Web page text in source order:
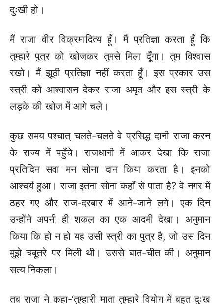
दुःखी हो।
मैं राजा वीर विक्रमादित्य हूँ। मैं प्रतिज्ञा करता हूँ कि
तुम्हारे पुत्र को खोजकर तुमसे मिला दूँगा। तुम विश्वास
रखो। मैं झूठी प्रतिज्ञा नहीं करता हूँ। इस प्रकार उस
स्त्री को आश्वासन देकर राजा अमृत और इस स्त्री के
लड़के की खोज में आगे चले।
कुछ समय पश्चात् चलते-चलते वे प्रसिद्ध दानी राजा करन
के राज्य में पहुँचे। राजधानी में आकर देखा कि राजा
प्रतिदिन सवा मन सोना दान किया करता है। इनको
आश्चर्य हुआ। राजा इतना सोना कहाँ से पाता है? वे नगर में
ठहर गए और राज-दरबार में आने-जाने लगे। एक दिन
उन्होंने अपनी ही शकल का एक आदमी देखा। अनुमान
किया कि हो न हो यह उसी स्त्री का पुत्र है, जो उस दिन
मुझे चबूतरे पर मिली थी। उससे बात-चीत की। अनुमान
सत्य निकला।
तब राजा ने कहा-‘तुम्हारी माता तुम्हारे वियोग में बहुत दुःख